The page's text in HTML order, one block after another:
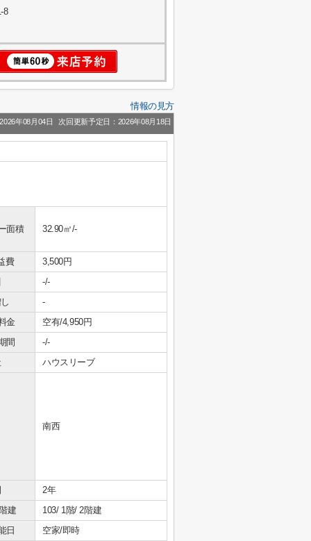
8
情報の見方
年08月04日 次回更新予定日：2026年08月18日
面積 32.90㎡/-
費
3,500円
-/-
-
金
空有/4,950円
間
-/-
ハウスリーブ
南西
2年
建
103/ 1階/ 2階建
日
空家/即時